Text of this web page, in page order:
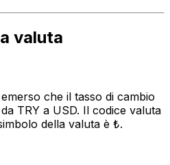
valuta
che il tasso di cambio
TRY a USD. Il codice valuta
della valuta è ₺.